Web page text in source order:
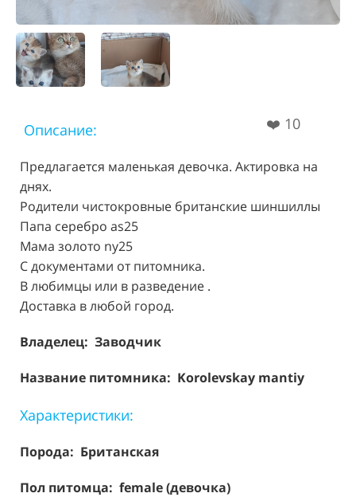
Описание: ❤️ 10
Предлагается маленькая девочка. Актировка на
днях.
Родители чистокровные британские шиншиллы
Папа серебро as25
Мама золото ny25
С документами от питомника.
В любимцы или в разведение .
Доставка в любой город.
Владелец: Заводчик
Название питомника: Korolevskay mantiy
Характеристики:
Порода: Британская
Пол питомца: female (девочка)